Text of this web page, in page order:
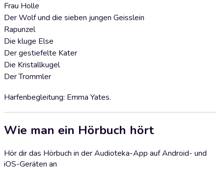
Frau Holle
Der Wolf und die sieben jungen Geisslein
Rapunzel
Die kluge Else
Der gestiefelte Kater
Die Kristallkugel
Der Trommler
Harfenbegleitung: Emma Yates.
Wie man ein Hörbuch hört
Hör dir das Hörbuch in der Audioteka-App auf Android- und
iOS-Geräten an